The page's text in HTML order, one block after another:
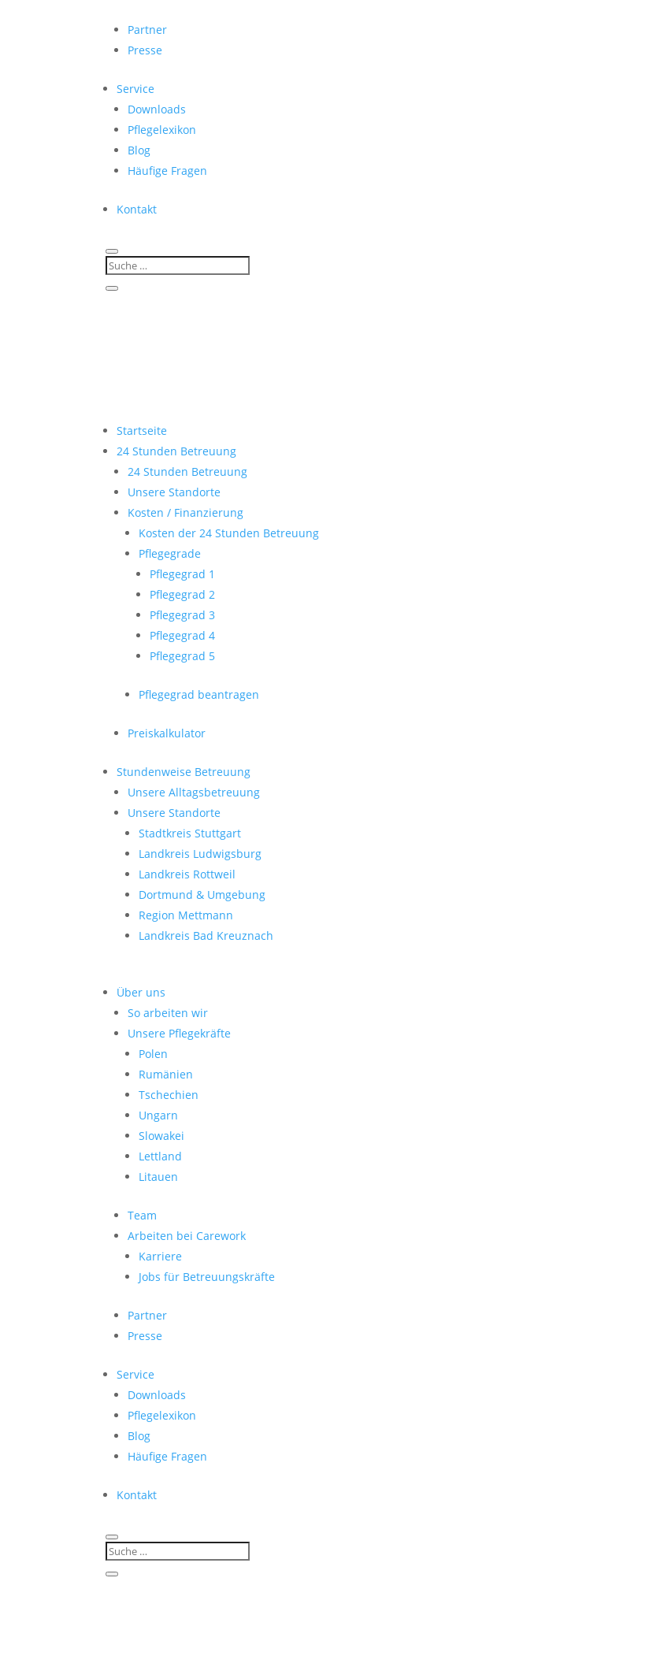
Partner
Presse
Service
Downloads
Pflegelexikon
Blog
Häufige Fragen
Kontakt
Startseite
24 Stunden Betreuung
24 Stunden Betreuung
Unsere Standorte
Kosten / Finanzierung
Kosten der 24 Stunden Betreuung
Pflegegrade
Pflegegrad 1
Pflegegrad 2
Pflegegrad 3
Pflegegrad 4
Pflegegrad 5
Pflegegrad beantragen
Preiskalkulator
Stundenweise Betreuung
Unsere Alltagsbetreuung
Unsere Standorte
Stadtkreis Stuttgart
Landkreis Ludwigsburg
Landkreis Rottweil
Dortmund & Umgebung
Region Mettmann
Landkreis Bad Kreuznach
Über uns
So arbeiten wir
Unsere Pflegekräfte
Polen
Rumänien
Tschechien
Ungarn
Slowakei
Lettland
Litauen
Team
Arbeiten bei Carework
Karriere
Jobs für Betreuungskräfte
Partner
Presse
Service
Downloads
Pflegelexikon
Blog
Häufige Fragen
Kontakt